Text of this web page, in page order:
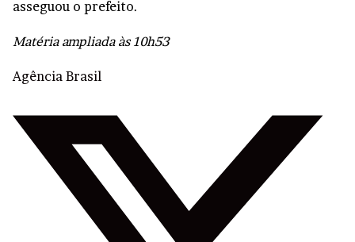
asseguou o prefeito.
Matéria ampliada às 10h53
Agência Brasil